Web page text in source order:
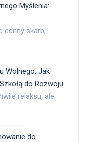
Myślenia:
cenny skarb,
Wolnego: Jak
do Rozwoju
relaksu, ale
do